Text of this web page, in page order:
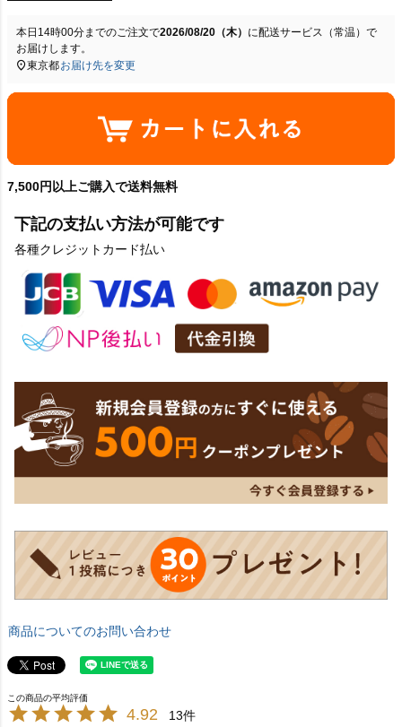
本日 14時00分までのご注文で2026/08/20（木） に配送サービス（常温） で
お届けします。
東京都お届け先を変更
7,500円以上ご購入で送料無料
下記の支払い方法が可能です
各種クレジットカード払い
商品についてのお問い合わせ
4.92 13